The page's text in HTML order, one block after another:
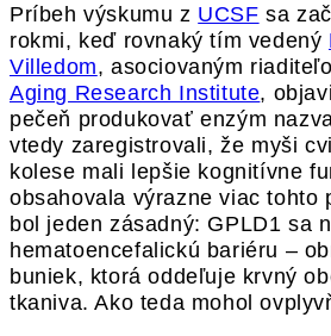
Príbeh výskumu z UCSF sa
rokmi, keď rovnaký tím vedený
Villedom, asociovaným
Aging Research Institute,
pečeň produkovať enzým
vtedy zaregistrovali, že myši
kolese mali lepšie kognitívne
obsahovala výrazne viac tohto
bol jeden zásadný: GPLD1 sa
hematoencefalickú bariéru –
buniek, ktorá oddeľuje krvný
tkaniva. Ako teda mohol